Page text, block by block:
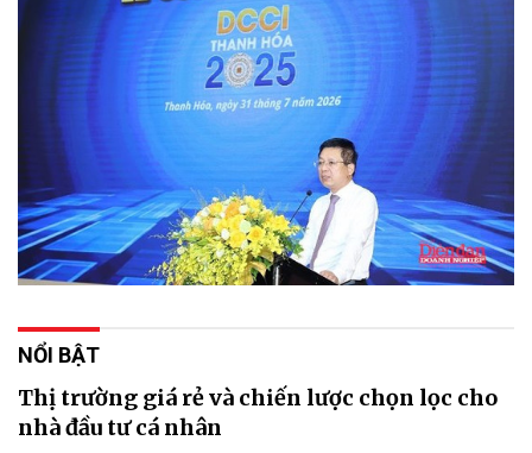
NỔI BẬT
Thị trường giá rẻ và chiến lược chọn lọc cho
nhà đầu tư cá nhân